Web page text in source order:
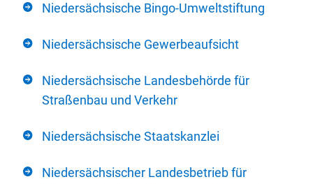
Niedersächsische Bingo-Umweltstiftung
Niedersächsische Gewerbeaufsicht
Niedersächsische Landesbehörde für
Straßenbau und Verkehr
Niedersächsische Staatskanzlei
Niedersächsischer Landesbetrieb für